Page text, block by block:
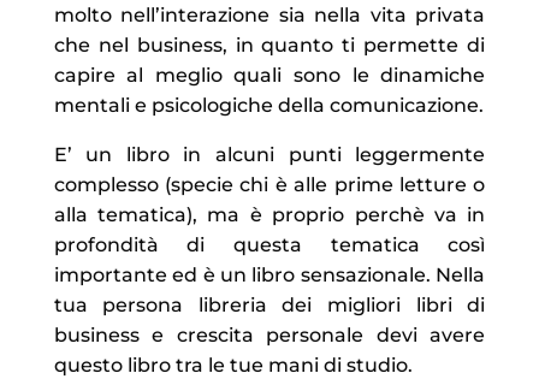
molto nell’interazione sia nella vita privata
che nel business, in quanto ti permette di
capire al meglio quali sono le dinamiche
mentali e psicologiche della comunicazione.
E’ un libro in alcuni punti leggermente
complesso (specie chi è alle prime letture o
alla tematica), ma è proprio perchè va in
profondità di questa tematica così
importante ed è un libro sensazionale. Nella
tua persona libreria dei migliori libri di
business e crescita personale devi avere
questo libro tra le tue mani di studio.